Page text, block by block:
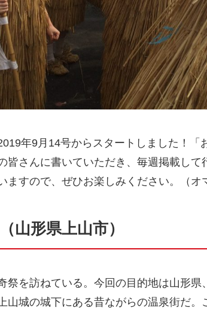
年9月14号からスタートしました！「
皆さんに書いていただき、毎週掲載して
すので、ぜひお楽しみください。（オ
山形県上山市）
祭を訪ねている。今回の目的地は山形県
山城の城下にある昔ながらの温泉街だ